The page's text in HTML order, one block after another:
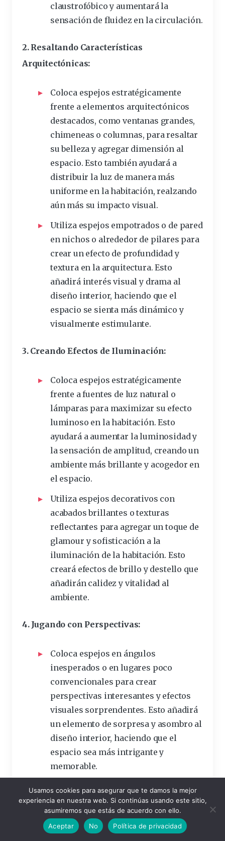
claustrofóbico y aumentará la
sensación de fluidez en la circulación.
2. Resaltando Características
Arquitectónicas:
Coloca espejos estratégicamente
frente a elementos arquitectónicos
destacados, como ventanas grandes,
chimeneas o columnas, para resaltar
su belleza y agregar dimensión al
espacio. Esto también ayudará a
distribuir la luz de manera más
uniforme en la habitación, realzando
aún más su impacto visual.
Utiliza espejos empotrados o de pared
en nichos o alrededor de pilares para
crear un efecto de profundidad y
textura en la arquitectura. Esto
añadirá interés visual y drama al
diseño interior, haciendo que el
espacio se sienta más dinámico y
visualmente estimulante.
3. Creando Efectos de Iluminación:
Coloca espejos estratégicamente
frente a fuentes de luz natural o
lámparas para maximizar su efecto
luminoso en la habitación. Esto
ayudará a aumentar la luminosidad y
la sensación de amplitud, creando un
ambiente más brillante y acogedor en
el espacio.
Utiliza espejos decorativos con
acabados brillantes o texturas
reflectantes para agregar un toque de
glamour y sofisticación a la
iluminación de la habitación. Esto
creará efectos de brillo y destello que
añadirán calidez y vitalidad al
ambiente.
4. Jugando con Perspectivas:
Coloca espejos en ángulos
inesperados o en lugares poco
convencionales para crear
perspectivas interesantes y efectos
visuales sorprendentes. Esto añadirá
un elemento de sorpresa y asombro al
diseño interior, haciendo que el
espacio sea más intrigante y
memorable.
Utiliza espejos en formas no
convencionales, como círculos,
hexágonos o formas asimétricas, para
agregar un toque de originalidad y
Usamos cookies para asegurar que te damos la mejor
experiencia en nuestra web. Si continúas usando este sitio,
asumiremos que estás de acuerdo con ello.
Aceptar
No Política de privacidad